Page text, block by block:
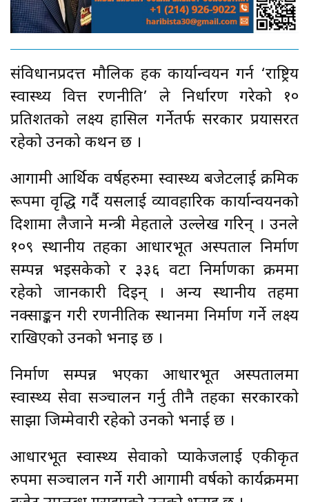
संविधानप्रदत्त मौलिक हक कार्यान्वयन गर्न ‘राष्ट्रिय
स्वास्थ्य वित्त रणनीति’ ले निर्धारण गरेको १०
प्रतिशतको लक्ष्य हासिल गर्नेतर्फ सरकार प्रयासरत
रहेको उनको कथन छ ।
आगामी आर्थिक वर्षहरुमा स्वास्थ्य बजेटलाई क्रमिक
रूपमा वृद्धि गर्दै यसलाई व्यावहारिक कार्यान्वयनको
दिशामा लैजाने मन्त्री मेहताले उल्लेख गरिन् । उनले
१०९ स्थानीय तहका आधारभूत अस्पताल निर्माण
सम्पन्न भइसकेको र ३३६ वटा निर्माणका क्रममा
रहेको जानकारी दिइन् । अन्य स्थानीय तहमा
नक्साङ्कन गरी रणनीतिक स्थानमा निर्माण गर्ने लक्ष्य
राखिएको उनको भनाइ छ ।
निर्माण सम्पन्न भएका आधारभूत अस्पतालमा
स्वास्थ्य सेवा सञ्चालन गर्नु तीनै तहका सरकारको
साझा जिम्मेवारी रहेको उनको भनाई छ ।
आधारभूत स्वास्थ्य सेवाको प्याकेजलाई एकीकृत
रुपमा सञ्चालन गर्ने गरी आगामी वर्षको कार्यक्रममा